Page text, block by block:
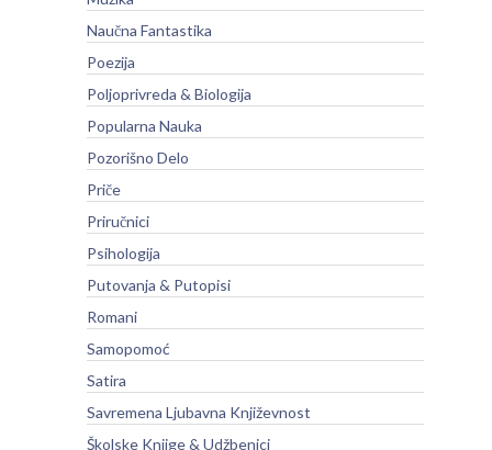
Naučna Fantastika
Poezija
Poljoprivreda & Biologija
Popularna Nauka
Pozorišno Delo
Priče
Priručnici
Psihologija
Putovanja & Putopisi
Romani
Samopomoć
Satira
Savremena Ljubavna Književnost
Školske Knjige & Udžbenici